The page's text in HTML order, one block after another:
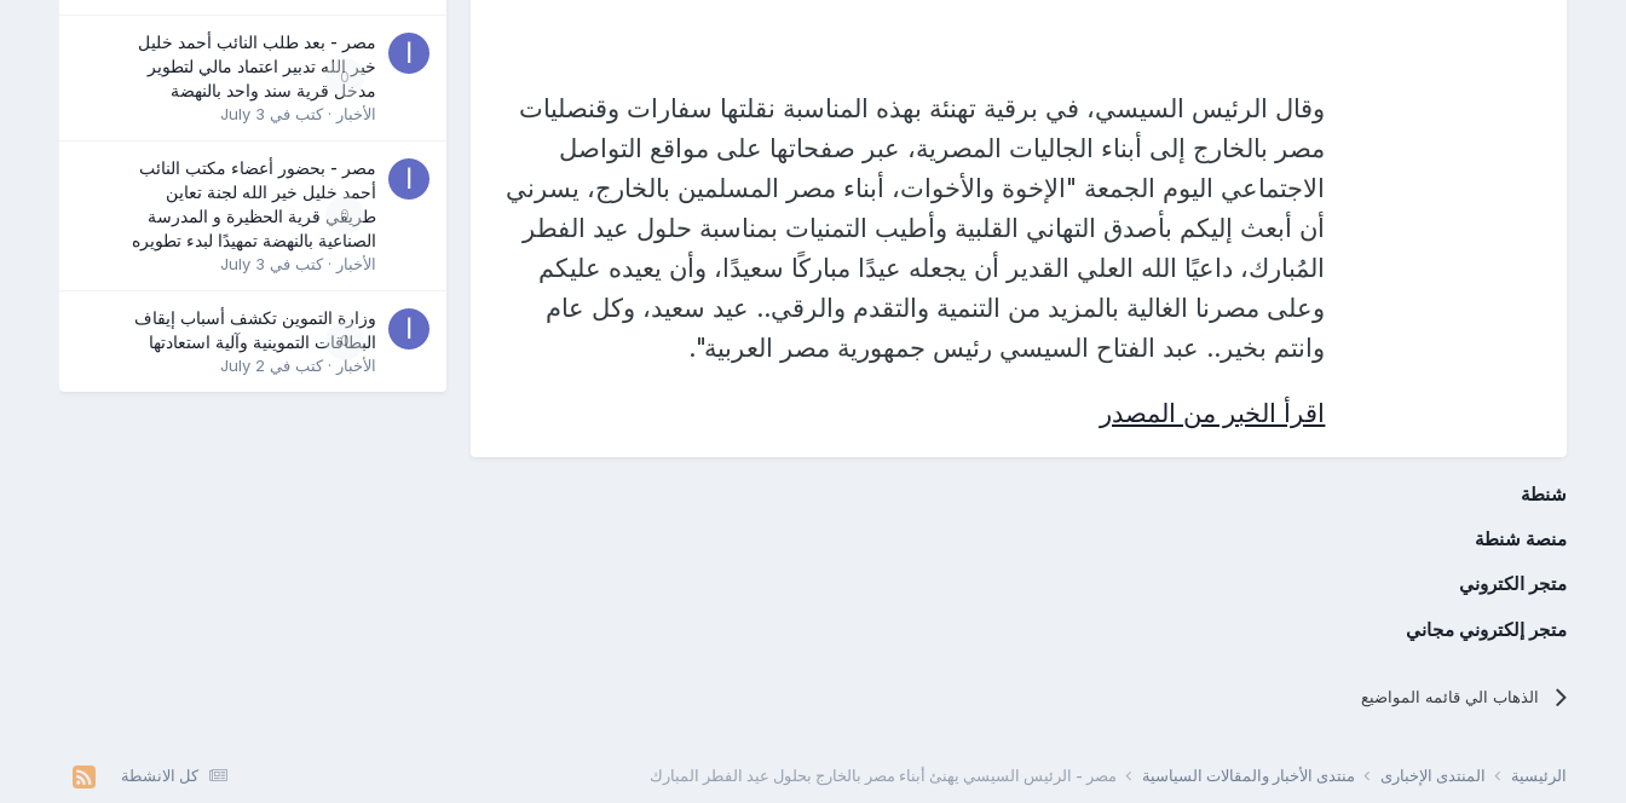
وقال الرئيس السيسي، في برقية تهنئة بهذه المناسبة نقلتها سفارات وقنصليات
مصر بالخارج إلى أبناء الجاليات المصرية، عبر صفحاتها على مواقع التواصل
الاجتماعي اليوم الجمعة "الإخوة والأخوات، أبناء مصر المسلمين بالخارج، يسرني
أن أبعث إليكم بأصدق التهاني القلبية وأطيب التمنيات بمناسبة حلول عيد الفطر
المُبارك، داعيًا الله العلي القدير أن يجعله عيدًا مباركًا سعيدًا، وأن يعيده عليكم
وعلى مصرنا الغالية بالمزيد من التنمية والتقدم والرقي.. عيد سعيد، وكل عام
وانتم بخير.. عبد الفتاح السيسي رئيس جمهورية مصر العربية".
اقرأ الخبر من المصدر
شنطة
منصة شنطة
متجر الكتروني
متجر إلكتروني مجاني
الذهاب الي قائمه المواضيع
0
مصر - بعد طلب النائب أحمد خليل
خير الله تدبير اعتماد مالي لتطوير
مدخل قرية سند واحد بالنهضة
الأخبار · كتب في July 3
0
مصر - بحضور أعضاء مكتب النائب
أحمد خليل خير الله لجنة تعاين
طريقي قرية الحظيرة و المدرسة
الصناعية بالنهضة تمهيدًا لبدء تطويره
الأخبار · كتب في July 3
0
وزارة التموين تكشف أسباب إيقاف
البطاقات التموينية وآلية استعادتها
الأخبار · كتب في July 2
كل الانشطة الرئيسية المنتدى الإخبارى منتدى الأخبار والمقالات السياسية مصر - الرئيس السيسي يهنئ أبناء مصر بالخارج بحلول عيد الفطر المبارك